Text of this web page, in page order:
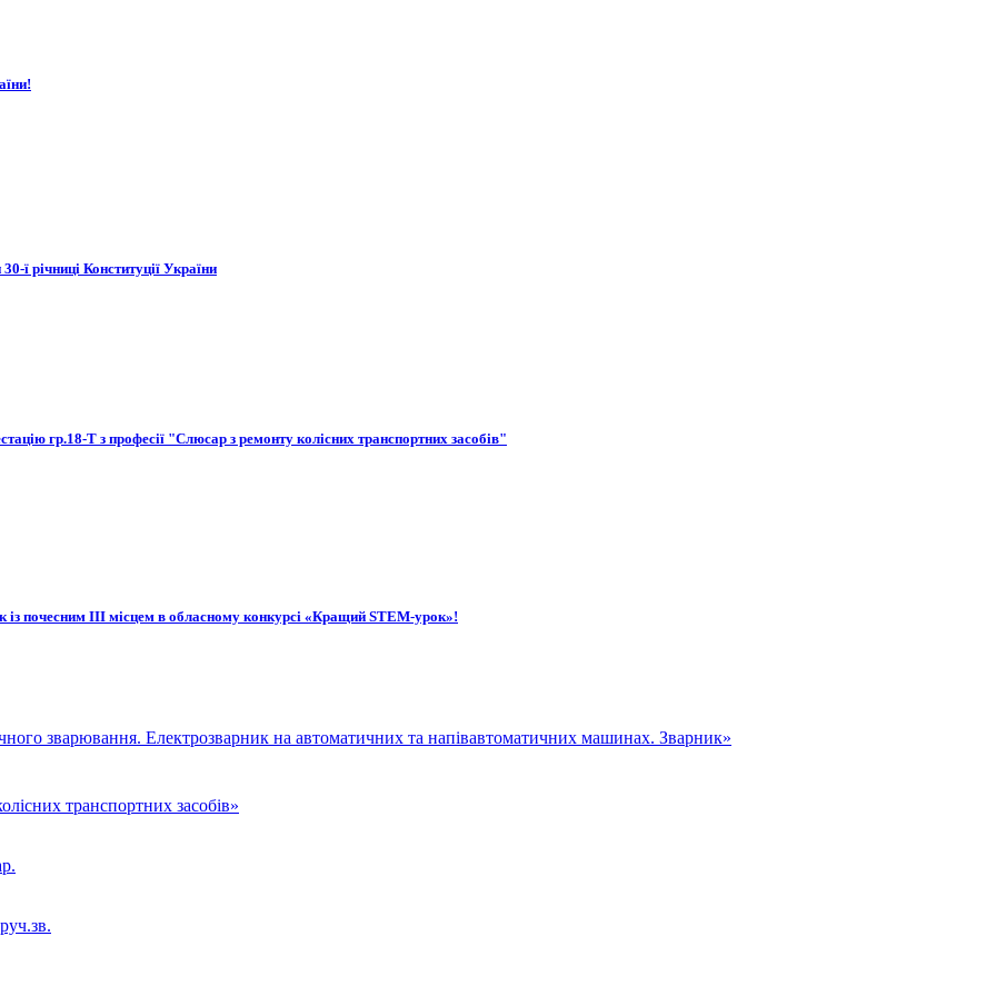
ї річниці Конституції України
гр.18-Т з професії "Слюсар з ремонту колісних транспортних засобів"
почесним ІІІ місцем в обласному конкурсі «Кращий STEM-урок»!
зварювання. Електрозварник на автоматичних та напівавтоматичних машинах. Зварник»
транспортних засобів»